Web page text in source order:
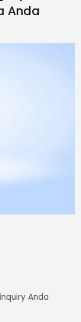
Anda
Anda